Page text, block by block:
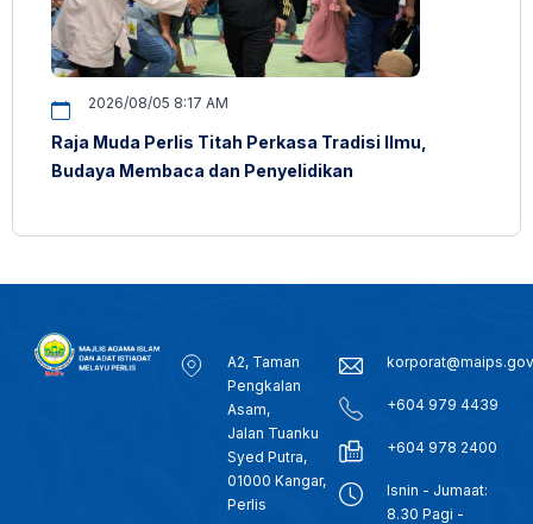
2026/08/05 8:17 AM
Raja Muda Perlis Titah Perkasa Tradisi Ilmu,
Budaya Membaca dan Penyelidikan
A2, Taman
Pengkalan
Asam,
Jalan Tuanku
Syed Putra,
01000 Kangar,
Perlis
+604 979 4439
+604 978 2400
Isnin - Jumaat:
8.30 Pagi -